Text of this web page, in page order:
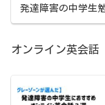
発達障害の中学生
オンライン英会話